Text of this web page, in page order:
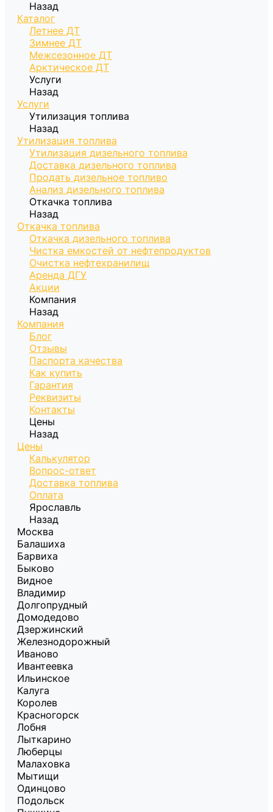
Назад
Каталог
Летнее ДТ
Зимнее ДТ
Межсезонное ДТ
Арктическое ДТ
Услуги
Назад
Услуги
Утилизация топлива
Назад
Утилизация топлива
Утилизация дизельного топлива
Доставка дизельного топлива
Продать дизельное топливо
Анализ дизельного топлива
Откачка топлива
Назад
Откачка топлива
Откачка дизельного топлива
Чистка емкостей от нефтепродуктов
Очистка нефтехранилищ
Аренда ДГУ
Акции
Компания
Назад
Компания
Блог
Отзывы
Паспорта качества
Как купить
Гарантия
Реквизиты
Контакты
Цены
Назад
Цены
Калькулятор
Вопрос-ответ
Доставка топлива
Оплата
Ярославль
Назад
Москва
Балашиха
Барвиха
Быково
Видное
Владимир
Долгопрудный
Домодедово
Дзержинский
Железнодорожный
Иваново
Ивантеевка
Ильинское
Калуга
Королев
Красногорск
Лобня
Лыткарино
Люберцы
Малаховка
Мытищи
Одинцово
Подольск